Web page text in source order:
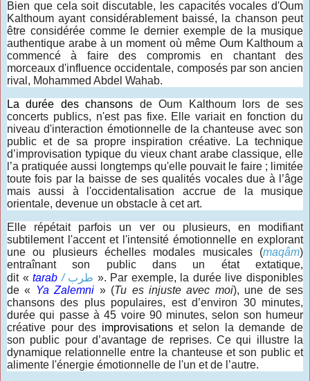
Bien que cela soit discutable, les capacités vocales d'Oum
Kalthoum ayant considérablement baissé, la chanson peut
être considérée comme le dernier exemple de la musique
authentique arabe à un moment où même Oum Kalthoum a
commencé à faire des compromis en chantant des
morceaux d'influence occidentale, composés par son ancien
rival, Mohammed Abdel Wahab.
La durée des chansons de Oum Kalthoum lors de ses
concerts publics, n'est pas fixe. Elle variait en fonction du
niveau d'interaction émotionnelle de la chanteuse avec son
public et de sa propre inspiration créative. La technique
d’improvisation typique du vieux chant arabe classique, elle
l’a pratiquée aussi longtemps qu'elle pouvait le faire ; limitée
toute fois par la baisse de ses qualités vocales due à l’âge
mais aussi à l'occidentalisation accrue de la musique
orientale, devenue un obstacle à cet art.
Elle répétait parfois un ver ou plusieurs, en modifiant
subtilement l'accent et l'intensité émotionnelle en explorant
une ou plusieurs échelles modales musicales (maqâm)
entraînant son public dans un état extatique,
dit «tarab / طرب ». Par exemple, la durée live disponibles
de « Ya Zalemni » (Tu es injuste avec moi), une de ses
chansons des plus populaires, est d’environ 30 minutes,
durée qui passe à 45 voire 90 minutes, selon son humeur
créative pour des improvisationset selon la demande de
son public pour d’avantage de reprises. Ce qui illustre la
dynamique relationnelle entre la chanteuse et son public et
alimente l'énergie émotionnelle de l'un et de l’autre.